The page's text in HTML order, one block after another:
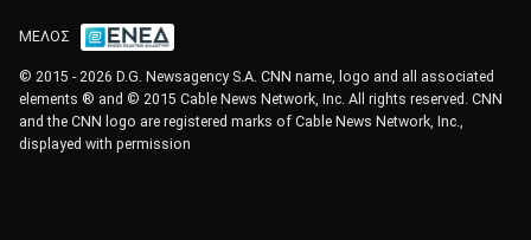
ΜΕΛΟΣ
© 2015 - 2026 D.G. Newsagency S.A. CNN name, logo and all associated
elements ® and © 2015 Cable News Network, Inc. All rights reserved. CNN
and the CNN logo are registered marks of Cable News Network, Inc.,
displayed with permission